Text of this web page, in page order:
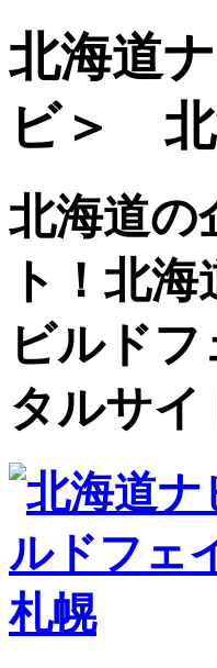
北海道
ビ＞ 北
北海道の
ト！北
ビルド
タルサ